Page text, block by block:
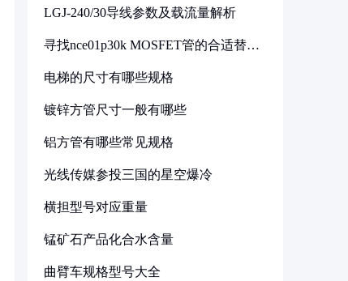
LGJ-240/30导线参数及载流量解析
寻找nce01p30k MOSFET管的合适替代
电梯的尺寸有哪些规格
镀锌方管尺寸一般有哪些
铝方管有哪些常见规格
光线传媒参投三国的星空爆冷
横担型号对应重量
锰矿石产品化合水含量
曲臂车规格型号大全